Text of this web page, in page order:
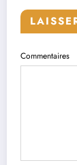
Commentaires